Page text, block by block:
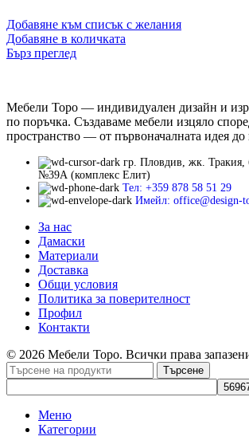
Добавяне към списък с желания
Добавяне в количката
Бърз преглед
Мебели Торо — индивидуален дизайн и
по поръчка. Създаваме мебели изцяло
пространство — от първоначалната идея до
гр. Пловдив, жк. Тракия,
№39А (комплекс Елит)
Тел: +359 878 58 51 29
Имейл: office@design-
За нас
Дамаски
Материали
Доставка
Общи условия
Политика за поверителност
Профил
Контакти
© 2026 Мебели Торо. Всички права
Търсене
Меню
Категории